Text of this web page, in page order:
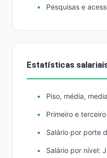
Pesquisas e
Estatísticas
Piso, média,
Primeiro e
Salário por porte
Salário por nível: